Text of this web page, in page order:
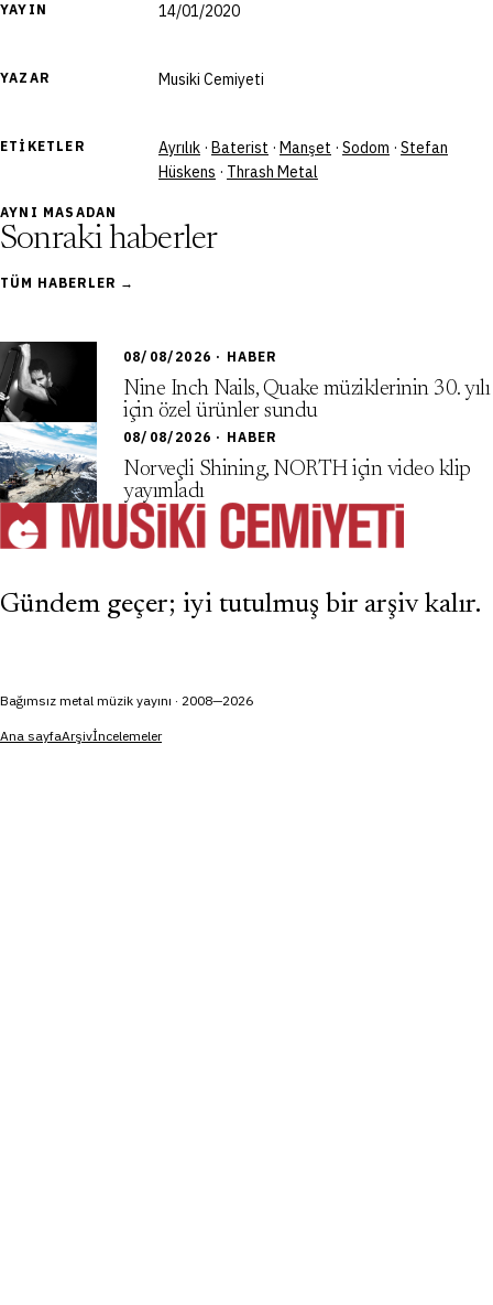
YAYIN 14/01/2020
YAZAR Musiki Cemiyeti
ETIKETLER Ayrılık · Baterist · Manşet · Sodom · Stefan
Hüskens · Thrash Metal
AYNI MASADAN
Sonraki haberler
TÜM HABERLER →
08/08/2026 · HABER
Nine Inch Nails, Quake müziklerinin 30. yılı
için özel ürünler sundu
08/08/2026 · HABER
Norveçli Shining, NORTH için video klip
yayımladı
Gündem geçer; iyi tutulmuş bir arşiv kalır.
Bağımsız metal müzik yayını · 2008—2026
Ana sayfaArşivİncelemeler